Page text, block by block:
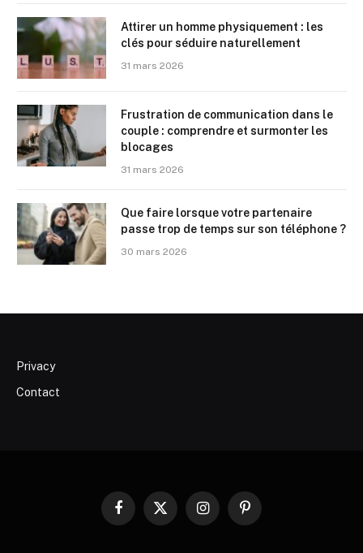
Attirer un homme physiquement : les
clés pour séduire naturellement
31 mars 2026
Frustration de communication dans le
couple : comprendre et surmonter les
blocages
31 mars 2026
Que faire lorsque votre partenaire
passe trop de temps sur son téléphone ?
30 mars 2026
Privacy
Contact
Facebook
X
InstagramPinterest